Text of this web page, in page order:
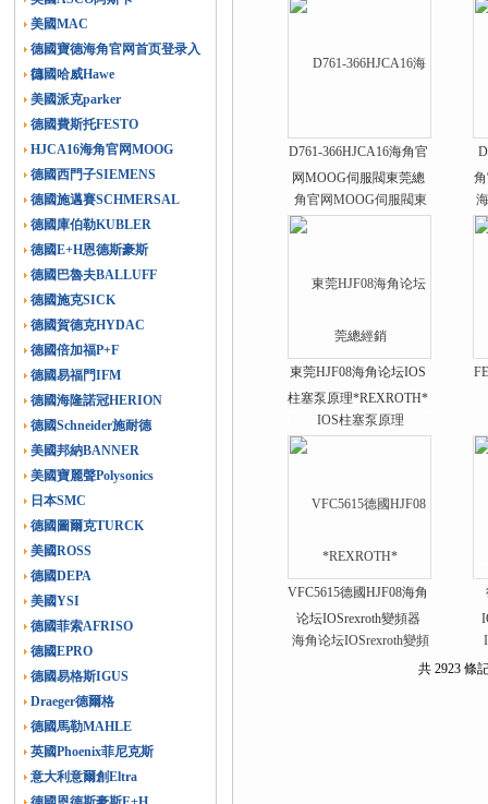
美國MAC
德國寶德海角官网首页登录入
口
德國哈威Hawe
美國派克parker
德國費斯托FESTO
HJCA16海角官网MOOG
德國西門子SIEMENS
德國施邁賽SCHMERSAL
德國庫伯勒KUBLER
德國E+H恩德斯豪斯
德國巴魯夫BALLUFF
德國施克SICK
德國賀德克HYDAC
德國倍加福P+F
德國易福門IFM
德國海隆諾冠HERION
德國Schneider施耐德
美國邦納BANNER
美國寶麗聲Polysonics
日本SMC
德國圖爾克TURCK
美國ROSS
德國DEPA
美國YSI
德國菲索AFRISO
德國EPRO
德國易格斯IGUS
Draeger德爾格
德國馬勒MAHLE
英國Phoenix菲尼克斯
意大利意爾創Eltra
D761-366HJCA16海角官
网MOOG伺服閥東莞總
經銷
東莞HJF08海角论坛IOS
柱塞泵原理*REXROTH*
VFC5615德國HJF08海角
论坛IOSrexroth變頻器
共 2923 條